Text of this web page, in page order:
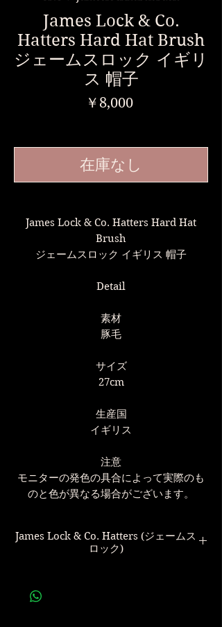
James Lock & Co.
Hatters Hard Hat Brush
ジェームスロック イギリ
ス 帽子
￥8,000価
在庫なし
James Lock & Co. Hatters Hard Hat
Brush
ジェームスロック イギリス 帽子
Detail
素材
豚毛
サイズ
27cm
生産国
イギリス
注意
モニターの発色の具合によって実際のも
のと色が異なる場合がございます。
James Lock & Co. Hatters (ジェームス
ロック)